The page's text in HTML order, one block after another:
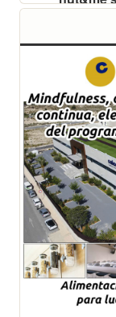
en
largo